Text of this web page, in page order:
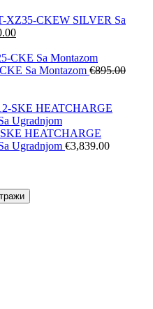
XZ35-CKEW SILVER Sa
Тренутна
је:
€1,570.00.
Sa Montazom €895.00
HEATCHARGE
Ugradnjom €3,839.00